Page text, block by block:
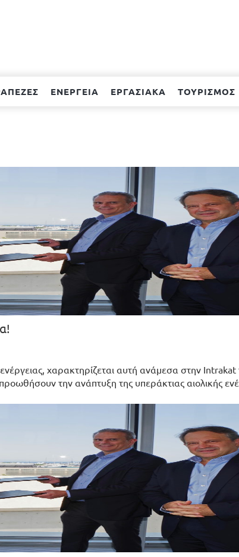
ΕΝΕΡΓΕΙΑ ΕΡΓΑΣΙΑΚΑ ΤΟΥΡΙΣΜΟΣ
χαρακτηρίζεται αυτή ανάμεσα στην Intrakat
την ανάπτυξη της υπεράκτιας αιολικής